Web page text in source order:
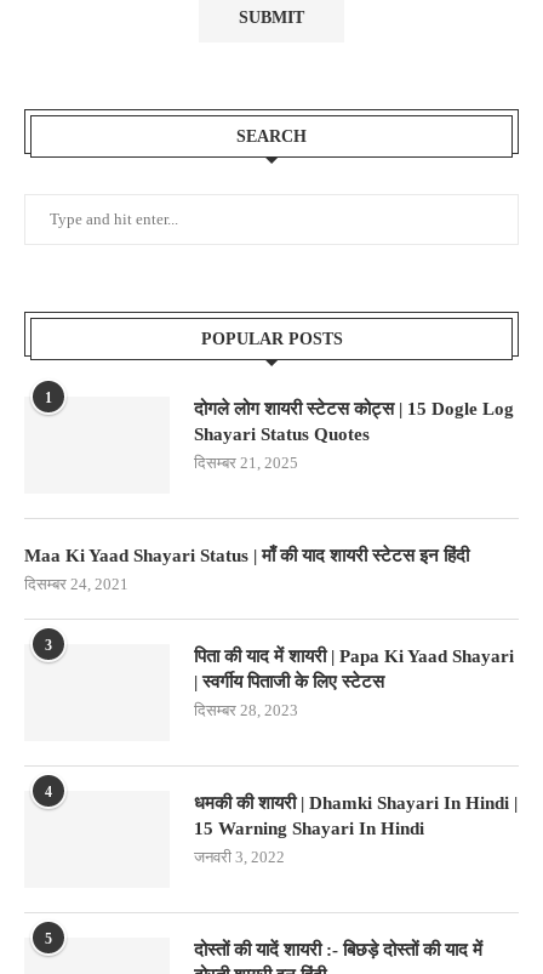
SEARCH
POPULAR POSTS
1
दोगले लोग शायरी स्टेटस कोट्स | 15 Dogle Log
Shayari Status Quotes
दिसम्बर 21, 2025
Maa Ki Yaad Shayari Status | माँ की याद शायरी स्टेटस इन हिंदी
दिसम्बर 24, 2021
3
पिता की याद में शायरी | Papa Ki Yaad Shayari
| स्वर्गीय पिताजी के लिए स्टेटस
दिसम्बर 28, 2023
4
धमकी की शायरी | Dhamki Shayari In Hindi |
15 Warning Shayari In Hindi
जनवरी 3, 2022
5
दोस्तों की यादें शायरी :- बिछड़े दोस्तों की याद में